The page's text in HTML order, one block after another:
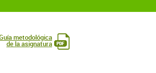
metodológica
de la asignatura